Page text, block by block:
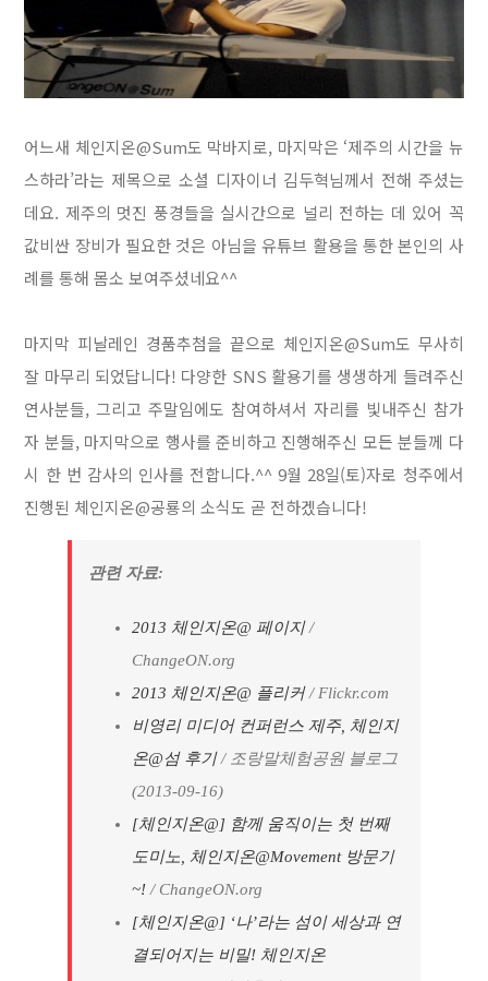
어느새 체인지온@Sum도 막바지로, 마지막은 ‘제주의 시간을 뉴
스하라’라는 제목으로 소셜 디자이너 김두혁님께서 전해 주셨는
데요. 제주의 멋진 풍경들을 실시간으로 널리 전하는 데 있어 꼭
값비싼 장비가 필요한 것은 아님을 유튜브 활용을 통한 본인의 사
례를 통해 몸소 보여주셨네요^^
마지막 피날레인 경품추첨을 끝으로 체인지온@Sum도 무사히
잘 마무리 되었답니다! 다양한 SNS 활용기를 생생하게 들려주신
연사분들, 그리고 주말임에도 참여하셔서 자리를 빛내주신 참가
자 분들, 마지막으로 행사를 준비하고 진행해주신 모든 분들께 다
시 한 번 감사의 인사를 전합니다.^^ 9월 28일(토)자로 청주에서
진행된 체인지온@공룡의 소식도 곧 전하겠습니다!
관련 자료:
2013 체인지온@ 페이지/
ChangeON.org
2013 체인지온@ 플리커/ Flickr.com
비영리 미디어 컨퍼런스 제주, 체인지
온@섬 후기/ 조랑말체험공원 블로그
(2013-09-16)
[체인지온@] 함께 움직이는 첫 번째
도미노, 체인지온@Movement 방문기
~! / ChangeON.org
[체인지온@] ‘나’라는 섬이 세상과 연
결되어지는 비밀! 체인지온